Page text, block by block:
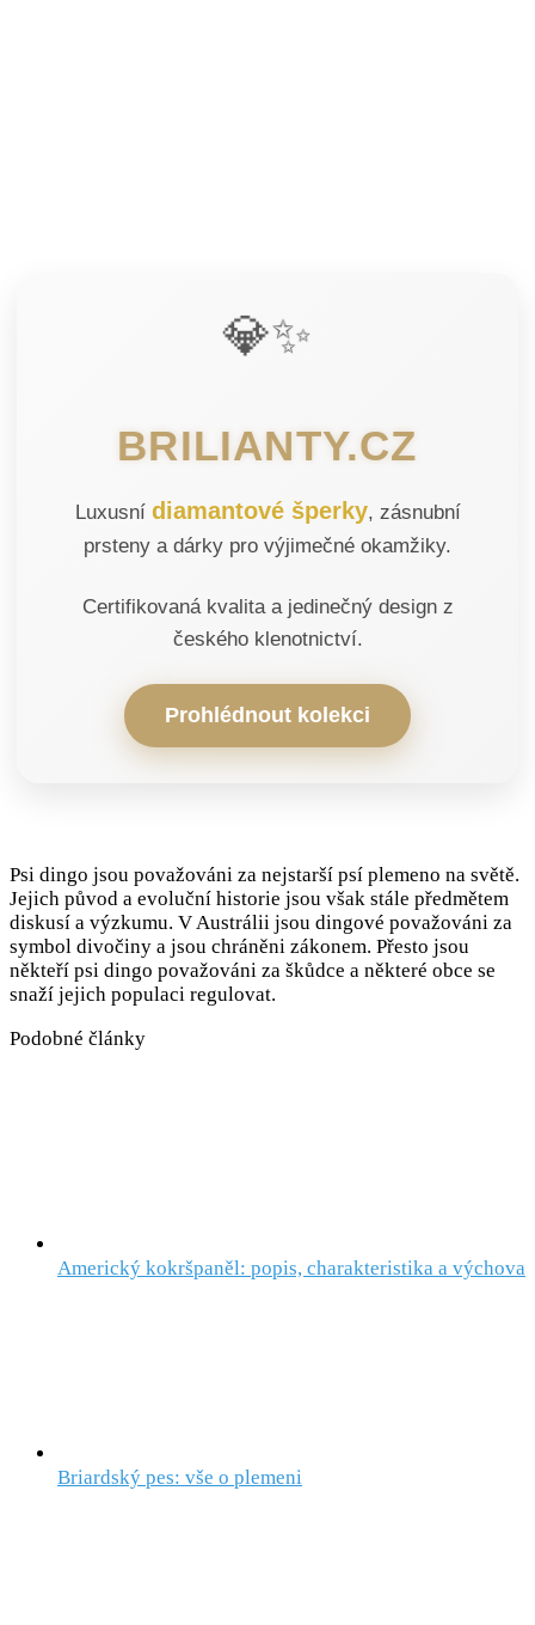
💎✨
BRILIANTY.CZ
Luxusní diamantové šperky, zásnubní
prsteny a dárky pro výjimečné okamžiky.
Certifikovaná kvalita a jedinečný design z
českého klenotnictví.
Prohlédnout kolekci
Psi dingo jsou považováni za nejstarší psí plemeno na světě.
Jejich původ a evoluční historie jsou však stále předmětem
diskusí a výzkumu. V Austrálii jsou dingové považováni za
symbol divočiny a jsou chráněni zákonem. Přesto jsou
někteří psi dingo považováni za škůdce a některé obce se
snaží jejich populaci regulovat.
Podobné články
Americký kokršpaněl: popis, charakteristika a výchova
Briardský pes: vše o plemeni